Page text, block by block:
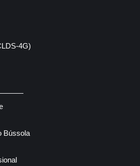
4G)
Bússola